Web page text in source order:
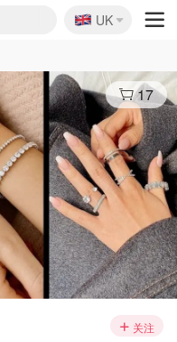
🇬🇧
UK
17
关注